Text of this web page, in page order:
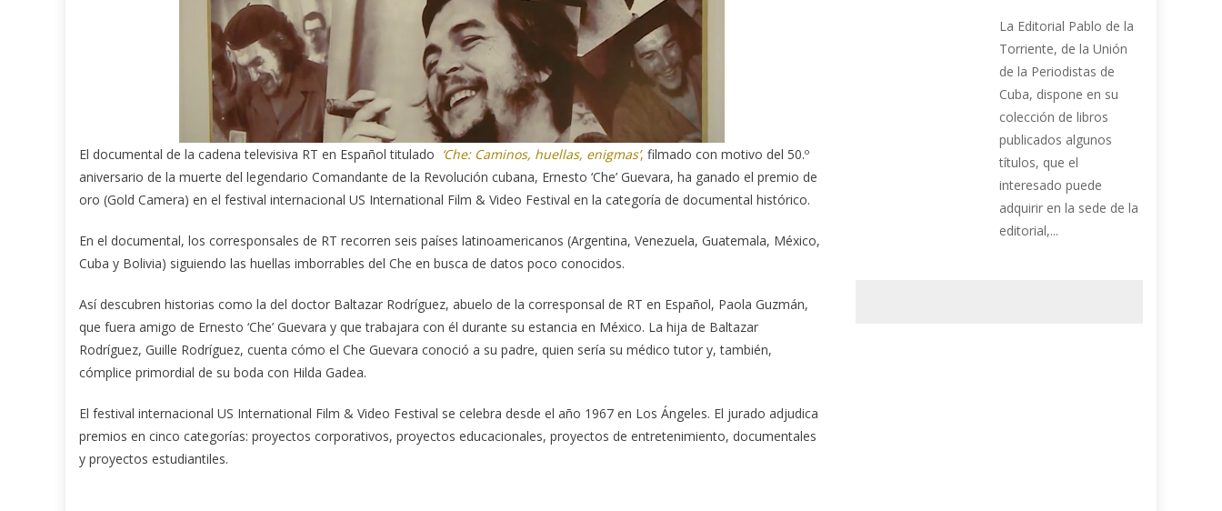
El documental de la cadena televisiva RT en Español titulado ‘Che: Caminos, huellas, enigmas’, filmado con motivo del 50.º
aniversario de la muerte del legendario Comandante de la Revolución cubana, Ernesto ‘Che’ Guevara, ha ganado el premio de
oro (Gold Camera) en el festival internacional US International Film & Video Festival en la categoría de documental histórico.
En el documental, los corresponsales de RT recorren seis países latinoamericanos (Argentina, Venezuela, Guatemala, México,
Cuba y Bolivia) siguiendo las huellas imborrables del Che en busca de datos poco conocidos.
Así descubren historias como la del doctor Baltazar Rodríguez, abuelo de la corresponsal de RT en Español, Paola Guzmán,
que fuera amigo de Ernesto ‘Che’ Guevara y que trabajara con él durante su estancia en México. La hija de Baltazar
Rodríguez, Guille Rodríguez, cuenta cómo el Che Guevara conoció a su padre, quien sería su médico tutor y, también,
cómplice primordial de su boda con Hilda Gadea.
El festival internacional US International Film & Video Festival se celebra desde el año 1967 en Los Ángeles. El jurado adjudica
premios en cinco categorías: proyectos corporativos, proyectos educacionales, proyectos de entretenimiento, documentales
y proyectos estudiantiles.
La Editorial Pablo de la
Torriente, de la Unión
de la Periodistas de
Cuba, dispone en su
colección de libros
publicados algunos
títulos, que el
interesado puede
adquirir en la sede de la
editorial,...